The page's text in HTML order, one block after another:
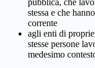
pubblica, che
stessa e che
corrente
agli enti di
stesse persone
medesimo